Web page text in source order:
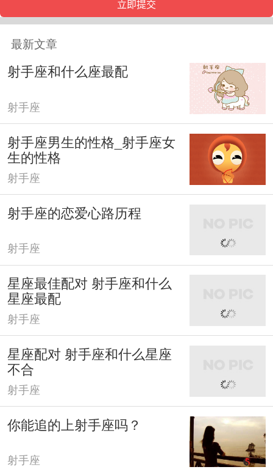
最新文章
射手座和什么座最配
射手座
射手座男生的性格_射手座女
生的性格
射手座
射手座的恋爱心路历程
射手座
星座最佳配对 射手座和什么
星座最配
射手座
星座配对 射手座和什么星座
不合
射手座
你能追的上射手座吗？
射手座